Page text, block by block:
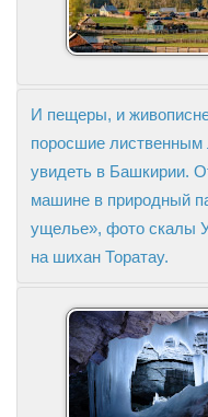
И пещеры, и
поросшие
увидеть в Башкирии.
машине в природный
ущелье», фото скалы
на шихан Торатау.